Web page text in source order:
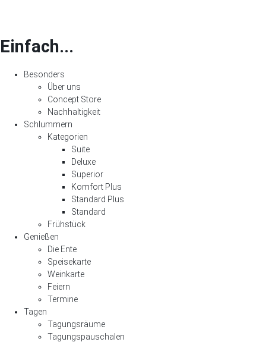
Einfach...
Besonders
Über uns
Concept Store
Nachhaltigkeit
Schlummern
Kategorien
Suite
Deluxe
Superior
Komfort Plus
Standard Plus
Standard
Frühstück
Genießen
Die Ente
Speisekarte
Weinkarte
Feiern
Termine
Tagen
Tagungsräume
Tagungspauschalen